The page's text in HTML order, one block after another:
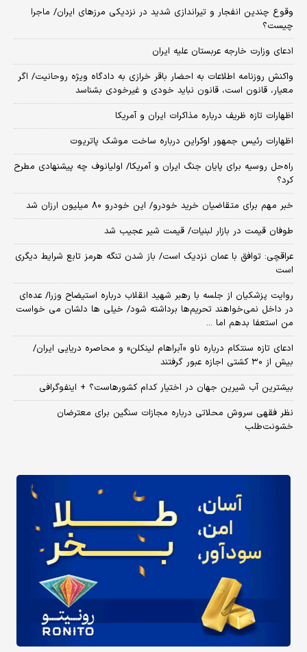
وقوع چندین انفجار و تیراندازی شدید در نزدیکی مرز‌های ایران/ ماجرا
چیست؟
ادعای وزارت خارجه عربستان علیه ایران
واکنش روزنامه اطلاعات به احضار باقر خرازی به دادگاه ویژه روحانیت/ اگر
معیار، قانون است، قانون نباید خودی و غیرخودی بشناسد
اظهارات تازه ظریف درباره مذاکرات ایران و آمریکا
اظهارات رئیس جمهور اوکراین درباره ساخت موشک پاتریوت
راه‌حل روسیه برای پایان جنگ ایران و آمریکا/ اولیانوف چه پیشنهادی مطرح
کرد؟
خبر مهم برای متقاضیان خرید خودرو/ این خودرو ۸۰ میلیون ارزان شد
طوفان قیمت در بازار لبنیات/ قیمت شیر عجیب شد
عراقچی: توافق با عمان نزدیک است/ باز شدن تنگه هرمز تابع شرایط دیگری
است
روایت پزشکیان از جلسه با رهبر شهید انقلاب درباره استیضاح وزرا/ عده‌ای
در داخل نمی‌خواهند تحریم‌ها برداشته شود/ خیلی ها دلشان می خواست
من استعفا بدهم اما ...
ادعای تازه سنتکام درباره ناو «آبراهام لینکلن» و محاصره دریایی ایران/
بیش از ۳۰ کشتی اجازه عبور گرفتند
بیشترین آب شیرین جهان در اختیار کدام کشورهاست؟ + اینفوگرافی
نظر فقهی سروش محلاتی درباره مجازات سنگین برای معترضان
خشونت‌طلب